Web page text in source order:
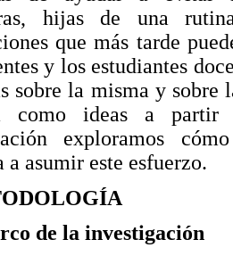
hijas de una
que más tarde
y los estudiantes
sobre la misma y sobre
como ideas a partir
exploramos
a asumir este esfuerzo.
de la investigación